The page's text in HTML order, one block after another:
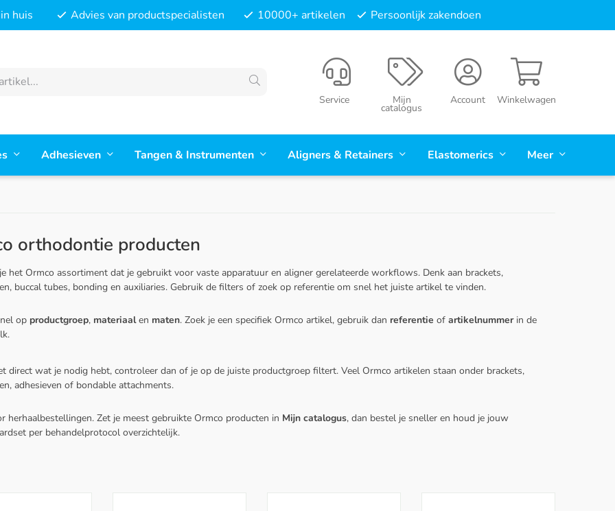
huis Advies van productspecialisten 10000+ artikelen Persoonlijk zakendoen
Winkelwagen
Account
Mijn
catalogus
Service
Adhesieven Tangen & Instrumenten Aligners & Retainers Elastomerics Meer
orthodontie producten
het Ormco assortiment dat je gebruikt voor vaste apparatuur en aligner gerelateerde workflows. Denk aan brackets,
buccal tubes, bonding en auxiliaries. Gebruik de filters of zoek op referentie om snel het juiste artikel te vinden.
op productgroep, materiaalen maten. Zoek je een specifiek Ormco artikel, gebruik dan referentie of artikelnummerin de
direct wat je nodig hebt, controleer dan of je op de juiste productgroep filtert. Veel Ormco artikelen staan onder brackets,
adhesieven of bondable attachments.
herhaalbestellingen. Zet je meest gebruikte Ormco producten in Mijn catalogus, dan bestel je sneller en houd je jouw
per behandelprotocol overzichtelijk.